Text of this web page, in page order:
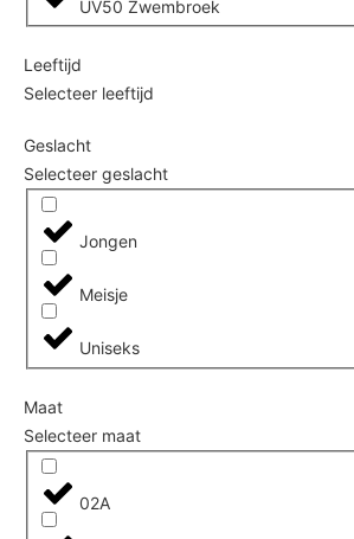
UV50 Zwembroek
Leeftijd
Selecteer leeftijd
Geslacht
Selecteer geslacht
Jongen
Meisje
Uniseks
Maat
Selecteer maat
02A